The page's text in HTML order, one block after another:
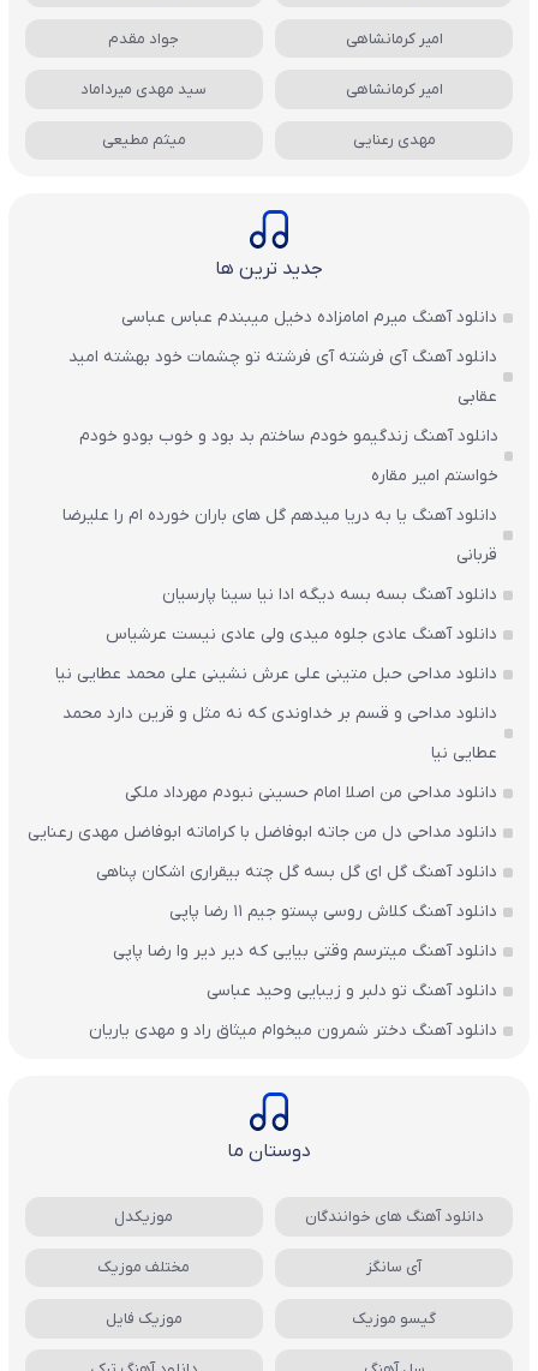
امیر کرمانشاهی جواد مقدم
امیر کرمانشاهی سید مهدی میرداماد
مهدی رعنایی میثم مطیعی
جدید ترین ها
دانلود آهنگ میرم امامزاده دخیل میبندم عباس عباسی
دانلود آهنگ آی فرشته آی فرشته تو چشمات خود بهشته امید
عقابی
دانلود آهنگ زندگیمو خودم ساختم بد بود و خوب بودو خودم
خواستم امیر مقاره
دانلود آهنگ یا به دریا میدهم گل های باران‌ خورده ام را علیرضا
قربانی
دانلود آهنگ بسه بسه دیگه ادا نیا سینا پارسیان
دانلود آهنگ عادی جلوه میدی ولی عادی نیست عرشیاس
دانلود مداحی حبل متینی علی عرش نشینی علی محمد عطایی نیا
دانلود مداحی و قسم بر خداوندی که نه مثل و قرین دارد محمد
عطایی نیا
دانلود مداحی من اصلا امام حسینی نبودم مهرداد ملکی
دانلود مداحی دل من جاته ابوفاضل با کراماته ابوفاضل مهدی رعنایی
دانلود آهنگ گل ای گل بسه گل چته بیقراری اشکان پناهی
دانلود آهنگ کلاش روسی پستو جیم ۱۱ رضا پاپی
دانلود آهنگ میترسم وقتی بیایی که دیر دیر وا رضا پاپی
دانلود آهنگ تو دلبر و زیبایی وحید عباسی
دانلود آهنگ دختر شمرون میخوام میثاق راد و مهدی یاریان
دوستان ما
دانلود آهنگ های خوانندگان موزیکدل
آی سانگز مختلف موزیک
گیسو موزیک موزیک فایل